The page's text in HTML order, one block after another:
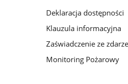
Deklaracja dostępności
Klauzula informacyjna
Zaświadczenie ze
Monitoring Pożarowy